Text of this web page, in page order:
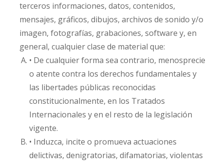
terceros informaciones, datos, contenidos,
mensajes, gráficos, dibujos, archivos de sonido y/o
imagen, fotografías, grabaciones, software y, en
general, cualquier clase de material que:
• De cualquier forma sea contrario, menosprecie
o atente contra los derechos fundamentales y
las libertades públicas reconocidas
constitucionalmente, en los Tratados
Internacionales y en el resto de la legislación
vigente.
• Induzca, incite o promueva actuaciones
delictivas, denigratorias, difamatorias, violentas